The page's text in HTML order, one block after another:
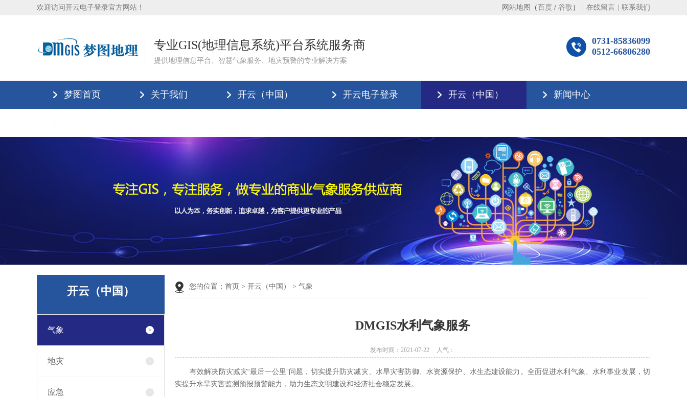
欢迎访问开云电子登录官方网站！ 网站地图 （ 百度 / 谷歌 ） 在线留言 联系我们
专业GIS(地理信息系统)平台系统服务商
提供地理信息平台、智慧气象服务、地灾预警的专业解决方案
0731-85836099
0512-66806280
梦图首页 关于我们 开云（中国） 开云电子登录 开云（中国） 新闻中心
开云（中国）
气象
地灾
应急
您的位置： 首页 > 开云（中国） > 气象
DMGIS水利气象服务
发布时间：2021-07-22 人气：
有效解决防灾减灾“最后一公里”问题，切实提升防灾减灾、水旱灾害防御、水资源保护、水生态建设能力。全面促进水利气象、水利事业发展，切
实提升水旱灾害监测预报预警能力，助力生态文明建设和经济社会稳定发展。